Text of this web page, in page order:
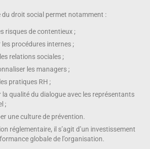
du droit social permet notamment :
risques de contentieux ;
les procédures internes ;
relations sociales ;
les managers ;
pratiques RH ;
la qualité du dialogue avec les représentants
;
une culture de prévention.
réglementaire, il s’agit d’un investissement
globale de l’organisation.